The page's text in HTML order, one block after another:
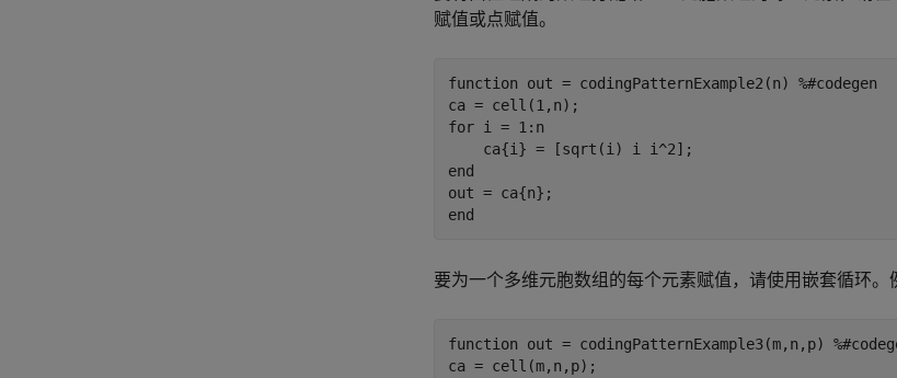
赋值或点赋值。
function out = codingPatternExample2(n) %#codegen
for i = 1:n
end
end
要为一个多维元胞数组的每个元素赋值，请使用嵌套循环
function out = codingPatternExample3(m,n,p)